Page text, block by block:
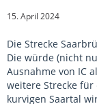
15. April 2024
Die Strecke
Die würde (nicht
Ausnahme von IC
weitere Strecke
kurvigen Saartal